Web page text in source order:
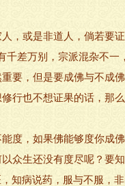
，或是非道人，倘若要
千差万别，宗派混杂不
要，但是要成佛与不成
行也不想证果的话，那
度，如果佛能够度你成
众生还没有度尽呢？要
知病说药，服与不服，